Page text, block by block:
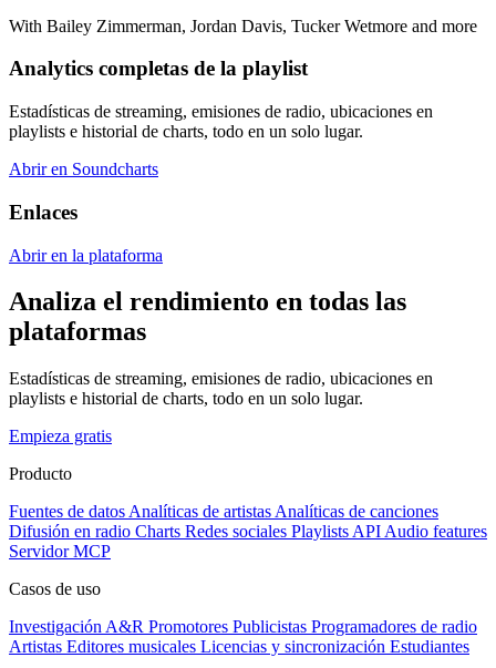
With Bailey Zimmerman, Jordan Davis, Tucker Wetmore and more
Analytics completas de la playlist
Estadísticas de streaming, emisiones de radio, ubicaciones en
playlists e historial de charts, todo en un solo lugar.
Abrir en Soundcharts
Enlaces
Abrir en la plataforma
Analiza el rendimiento en todas las
plataformas
Estadísticas de streaming, emisiones de radio, ubicaciones en
playlists e historial de charts, todo en un solo lugar.
Empieza gratis
Producto
Fuentes de datos Analíticas de artistas Analíticas de canciones
Difusión en radio Charts Redes sociales Playlists API Audio features
Servidor MCP
Casos de uso
Investigación A&R Promotores Publicistas Programadores de radio
Artistas Editores musicales Licencias y sincronización Estudiantes